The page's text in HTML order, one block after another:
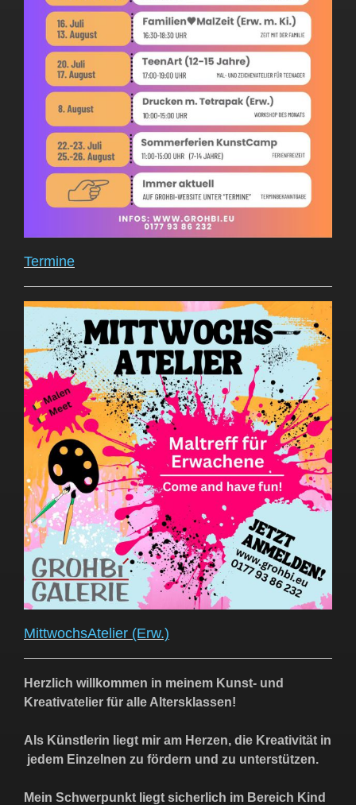
Termine
MittwochsAtelier (Erw.)
Herzlich willkommen in meinem Kunst- und
Kreativatelier für alle Altersklassen!
Als Künstlerin liegt mir am Herzen, die Kreativität in
jedem Einzelnen zu fördern und zu unterstützen.
Mein Schwerpunkt liegt sicherlich im Bereich Kind